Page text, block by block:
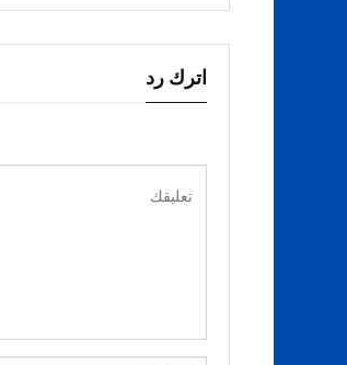
اترك رد